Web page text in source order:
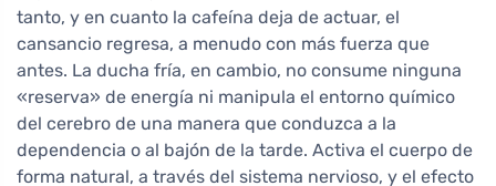
tanto, y en cuanto la cafeína deja de actuar, el
cansancio regresa, a menudo con más fuerza que
antes. La ducha fría, en cambio, no consume ninguna
«reserva» de energía ni manipula el entorno químico
del cerebro de una manera que conduzca a la
dependencia o al bajón de la tarde. Activa el cuerpo de
forma natural, a través del sistema nervioso, y el efecto